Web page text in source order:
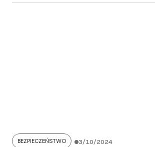
BEZPIECZEŃSTWO 3/10/2024